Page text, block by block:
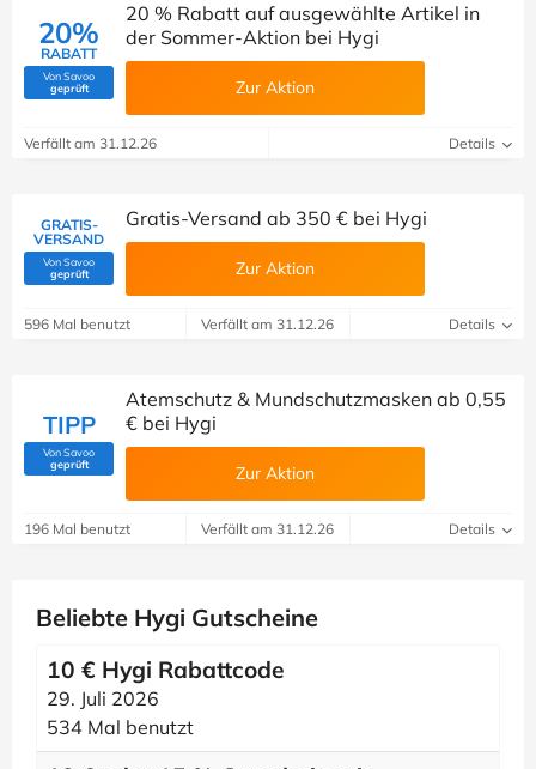
20%
RABATT
Von Savoo
geprüft(Von Savoo geprüft)
20 % Rabatt auf ausgewählte Artikel in
der Sommer-Aktion bei Hygi
Zur Aktion
Verfällt am 31.12.26 Details
GRATIS-
VERSAND
Von Savoo
geprüft(Von Savoo geprüft)
Gratis-Versand ab 350 € bei Hygi
Zur Aktion
596 Mal benutzt Verfällt am 31.12.26 Details
TIPP
Von Savoo
geprüft(Von Savoo geprüft)
Atemschutz & Mundschutzmasken ab 0,55
€ bei Hygi
Zur Aktion
196 Mal benutzt Verfällt am 31.12.26 Details
Beliebte Hygi Gutscheine
10 € Hygi Rabattcode
29. Juli 2026
534 Mal benutzt